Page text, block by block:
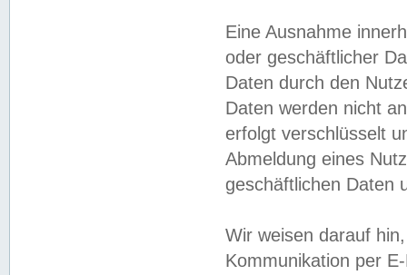
Eine Ausnahme
oder geschäftlicher
Daten durch den
Daten werden nicht
erfolgt verschlüsselt
Abmeldung eines
geschäftlichen Daten
Wir weisen darauf
Kommunikation per